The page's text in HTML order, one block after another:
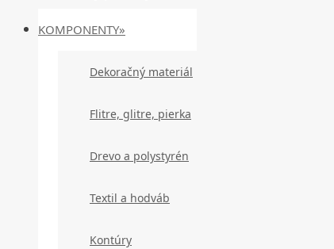
KOMPONENTY»
Dekoračný materiál
Flitre, glitre, pierka
Drevo a polystyrén
Textil a hodváb
Kontúry